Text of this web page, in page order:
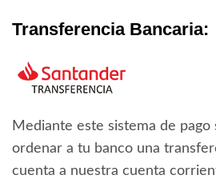
Transferencia Bancaria:
Mediante este sistema de pago
ordenar a tu banco una
cuenta a nuestra cuenta